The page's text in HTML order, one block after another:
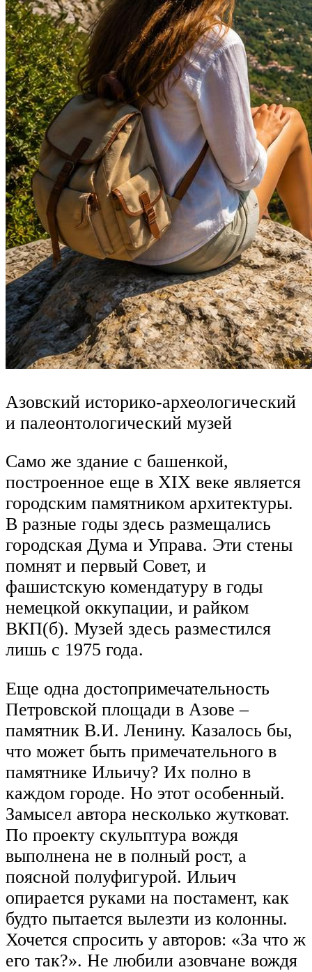
Азовский историко-археологический
и палеонтологический музей
Само же здание с башенкой,
построенное еще в XIX веке является
городским памятником архитектуры.
В разные годы здесь размещались
городская Дума и Управа. Эти стены
помнят и первый Совет, и
фашистскую комендатуру в годы
немецкой оккупации, и райком
ВКП(б). Музей здесь разместился
лишь с 1975 года.
Еще одна достопримечательность
Петровской площади в Азове –
памятник В.И. Ленину. Казалось бы,
что может быть примечательного в
памятнике Ильичу? Их полно в
каждом городе. Но этот особенный.
Замысел автора несколько жутковат.
По проекту скульптура вождя
выполнена не в полный рост, а
поясной полуфигурой. Ильич
опирается руками на постамент, как
будто пытается вылезти из колонны.
Хочется спросить у авторов: «За что ж
его так?». Не любили азовчане вождя